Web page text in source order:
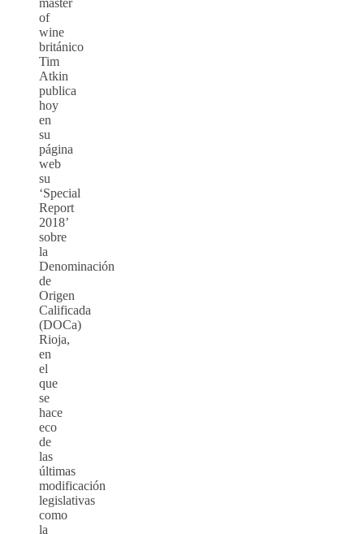
master
of
wine
británico
Tim
Atkin
publica
hoy
en
su
página
web
su
‘Special
Report
2018’
sobre
la
Denominación
de
Origen
Calificada
(DOCa)
Rioja,
en
el
que
se
hace
eco
de
las
últimas
modificación
legislativas
como
la